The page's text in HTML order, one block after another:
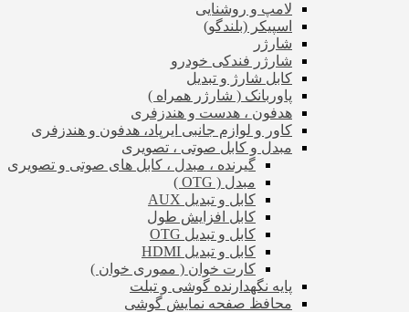
لامپ و روشنایی
اسپیکر (بلندگو)
شارژر
شارژر فندکی خودرو
کابل شارژ و تبدیل
پاوربانک ( شارژر همراه )
هدفون ، هدست و هندزفری
کاور و لوازم جانبی ایرپاد، هدفون و هندزفری
مبدل و کابل صوتی ، تصویری
گیرنده ، مبدل ، کابل های صوتی و تصویری
مبدل ( OTG )
کابل و تبدیل AUX
کابل افزایش طول
کابل و تبدیل OTG
کابل و تبدیل HDMI
کارت خوان ( مموری خوان )
پایه نگهدارنده گوشی و تبلت
محافظ صفحه نمایش گوشی